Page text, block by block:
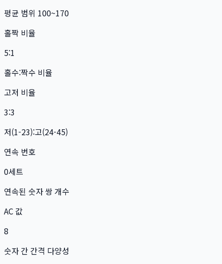
평균 범위 100~170
홀짝 비율
5:1
홀수:짝수 비율
고저 비율
3:3
저(1-23):고(24-45)
연속 번호
0세트
연속된 숫자 쌍 개수
AC 값
8
숫자 간 간격 다양성